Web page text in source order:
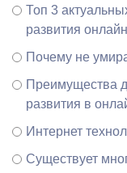
Топ 3
развития
Почему не
Преимущества
развития в
Интернет
Существует